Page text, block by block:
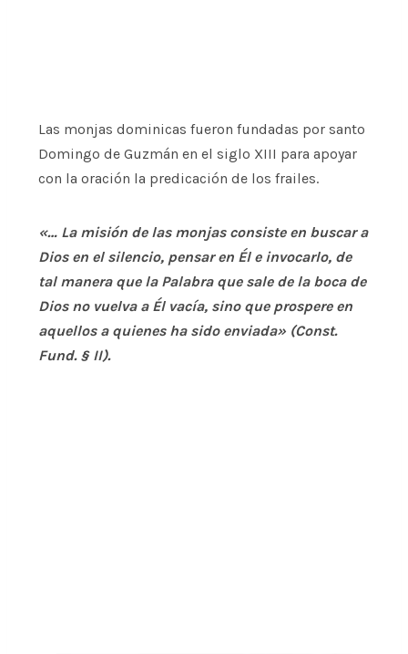
Las monjas dominicas fueron fundadas por santo
Domingo de Guzmán en el siglo XIII para apoyar
con la oración la predicación de los frailes.
«… La misión de las monjas consiste en buscar a
Dios en el silencio, pensar en Él e invocarlo, de
tal manera que la Palabra que sale de la boca de
Dios no vuelva a Él vacía, sino que prospere en
aquellos a quienes ha sido enviada» (Const.
Fund. § II).